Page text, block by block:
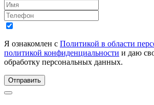
Я ознакомлен с Политикой в области
политикой конфиденциальности и даю
обработку персональных данных.
Отправить